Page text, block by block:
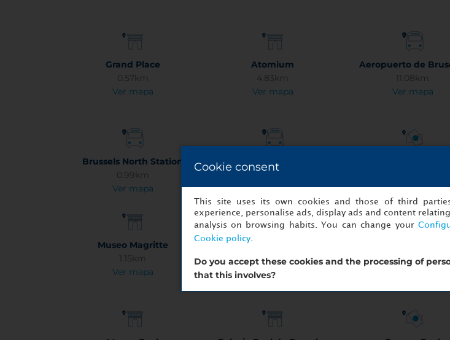
Grand Place
0.57km
Ver mapa
Atomium
4.83km
Ver mapa
Aeropuerto de
11.08km
Ver mapa
Brussels North Station
0.99km
Ver mapa
Charleroi Airport
Ver mapa
Ver mapa
Museo Magritte
1.15km
Ver mapa
Manneken pis
0.86km
Ver mapa
0.86km
Cookie consent
This site uses its own cookies and those of third
experience, personalise ads, display ads and content
analysis on browsing habits. You can change your
Cookie policy.
Do you accept these cookies and the processing of
that this involves?